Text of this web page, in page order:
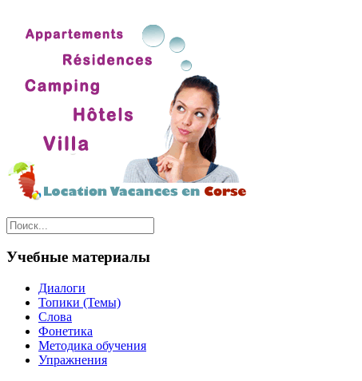
Учебные материалы
Диалоги
Топики (Темы)
Слова
Фонетика
Методика обучения
Упражнения